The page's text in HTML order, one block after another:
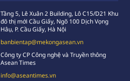
Tầng 5, Lê Xuân 2 Building, Lô C15/D21 Khu
đô thị mới Cầu Giấy, Ngõ 100 Dịch Vọng
Hâụ, P. Cầu Giấy, Hà Nội
banbientap@mekongasean.vn
Công ty CP Công nghệ và Truyền thông
Asean Times
info@aseantimes.vn